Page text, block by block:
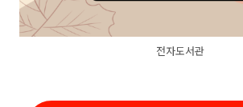
전자도서관